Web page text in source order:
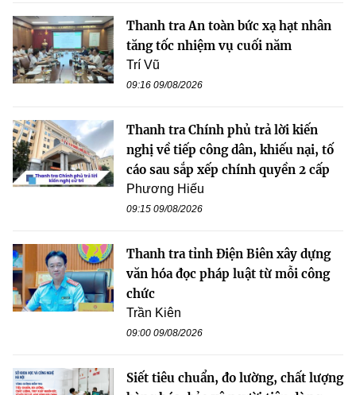
Thanh tra An toàn bức xạ hạt nhân
tăng tốc nhiệm vụ cuối năm
Trí Vũ
09:16 09/08/2026
Thanh tra Chính phủ trả lời kiến
nghị về tiếp công dân, khiếu nại, tố
cáo sau sắp xếp chính quyền 2 cấp
Phương Hiếu
09:15 09/08/2026
Thanh tra tỉnh Điện Biên xây dựng
văn hóa đọc pháp luật từ mỗi công
chức
Trần Kiên
09:00 09/08/2026
Siết tiêu chuẩn, đo lường, chất lượng